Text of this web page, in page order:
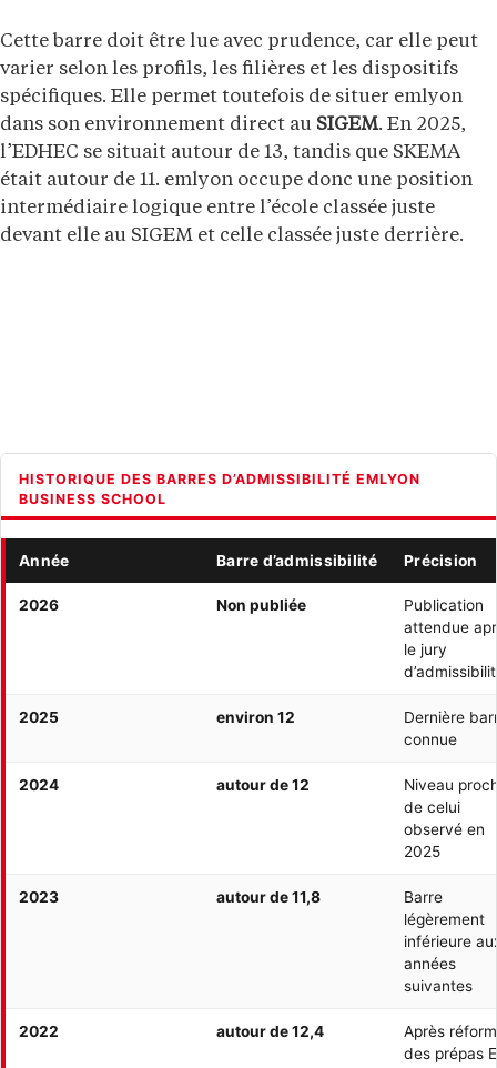
Cette barre doit être lue avec prudence, car elle peut
varier selon les profils, les filières et les dispositifs
spécifiques. Elle permet toutefois de situer emlyon
dans son environnement direct au SIGEM. En 2025,
l’EDHEC se situait autour de 13, tandis que SKEMA
était autour de 11. emlyon occupe donc une position
intermédiaire logique entre l’école classée juste
devant elle au SIGEM et celle classée juste derrière.
HISTORIQUE DES BARRES D’ADMISSIBILITÉ EMLYON
BUSINESS SCHOOL
Année Barre d’admissibilité Précision
2026 Non publiée
Publication
attendue
le jury
2025 environ 12
Dernière
connue
2024 autour de 12
Niveau
de celui
observé en
2025
2023 autour de 11,8
Barre
légèrement
inférieure
années
suivantes
2022 autour de 12,4
Après
des prépas